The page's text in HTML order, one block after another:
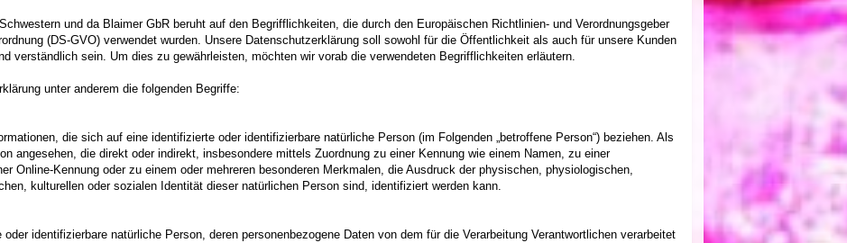
und da Blaimer GbR beruht auf den Begrifflichkeiten, die durch den Europäischen Richtlinien- und Verordnungsgeber
(DS-GVO) verwendet wurden. Unsere Datenschutzerklärung soll sowohl für die Öffentlichkeit als auch für unsere Kunden
verständlich sein. Um dies zu gewährleisten, möchten wir vorab die verwendeten Begrifflichkeiten erläutern.
unter anderem die folgenden Begriffe:
die sich auf eine identifizierte oder identifizierbare natürliche Person (im Folgenden „betroffene Person“) beziehen. Als
angesehen, die direkt oder indirekt, insbesondere mittels Zuordnung zu einer Kennung wie einem Namen, zu einer
Online-Kennung oder zu einem oder mehreren besonderen Merkmalen, die Ausdruck der physischen, physiologischen,
kulturellen oder sozialen Identität dieser natürlichen Person sind, identifiziert werden kann.
identifizierbare natürliche Person, deren personenbezogene Daten von dem für die Verarbeitung Verantwortlichen verarbeitet